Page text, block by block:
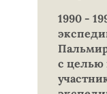
1990 -
с целью